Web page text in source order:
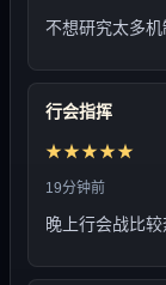
不想研究太多机
行会指挥
★★★★★
19分钟前
晚上行会战比